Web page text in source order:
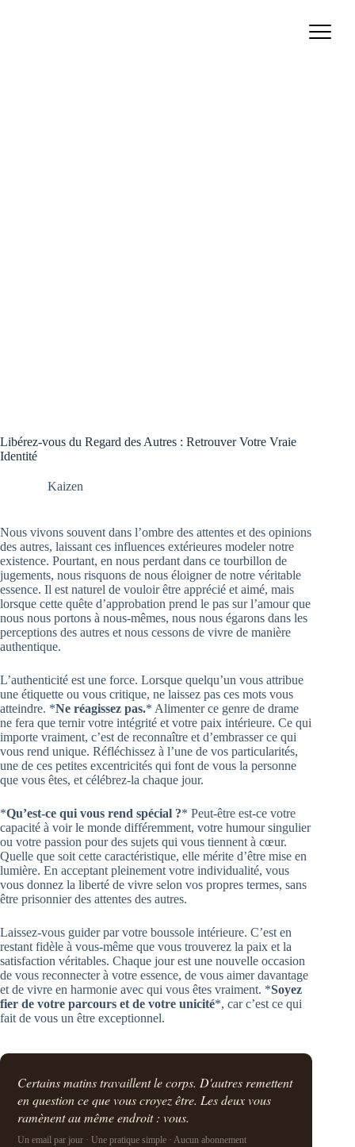
Libérez-vous du Regard des Autres : Retrouver Votre Vraie
Identité
Kaizen
Nous vivons souvent dans l’ombre des attentes et des opinions
des autres, laissant ces influences extérieures modeler notre
existence. Pourtant, en nous perdant dans ce tourbillon de
jugements, nous risquons de nous éloigner de notre véritable
essence. Il est naturel de vouloir être apprécié et aimé, mais
lorsque cette quête d’approbation prend le pas sur l’amour que
nous nous portons à nous-mêmes, nous nous égarons dans les
perceptions des autres et nous cessons de vivre de manière
authentique.
L’authenticité est une force. Lorsque quelqu’un vous attribue
une étiquette ou vous critique, ne laissez pas ces mots vous
atteindre. *Ne réagissez pas.* Alimenter ce genre de drame
ne fera que ternir votre intégrité et votre paix intérieure. Ce qui
importe vraiment, c’est de reconnaître et d’embrasser ce qui
vous rend unique. Réfléchissez à l’une de vos particularités,
une de ces petites excentricités qui font de vous la personne
que vous êtes, et célébrez-la chaque jour.
*Qu’est-ce qui vous rend spécial ?* Peut-être est-ce votre
capacité à voir le monde différemment, votre humour singulier
ou votre passion pour des sujets qui vous tiennent à cœur.
Quelle que soit cette caractéristique, elle mérite d’être mise en
lumière. En acceptant pleinement votre individualité, vous
vous donnez la liberté de vivre selon vos propres termes, sans
être prisonnier des attentes des autres.
Laissez-vous guider par votre boussole intérieure. C’est en
restant fidèle à vous-même que vous trouverez la paix et la
satisfaction véritables. Chaque jour est une nouvelle occasion
de vous reconnecter à votre essence, de vous aimer davantage
et de vivre en harmonie avec qui vous êtes vraiment. *Soyez
fier de votre parcours et de votre unicité*, car c’est ce qui
fait de vous un être exceptionnel.
Certains matins travaillent le corps. D'autres remettent
en question ce que vous croyez être. Les deux vous
ramènent au même endroit : vous.
Un email par jour · Une pratique simple · Aucun abonnement